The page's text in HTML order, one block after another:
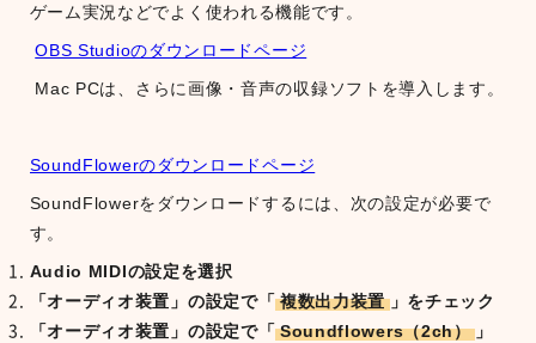
ゲーム実況などでよく使われる機能です。
OBS Studioのダウンロードページ
Mac PCは、さらに画像・音声の収録ソフトを導入します。
SoundFlowerのダウンロードページ
SoundFlowerをダウンロードするには、次の設定が必要で
す。
Audio MIDIの設定を選択
「オーディオ装置」の設定で「 複数出力装置 」をチェック
「オーディオ装置」の設定で「 Soundflowers（2ch） 」